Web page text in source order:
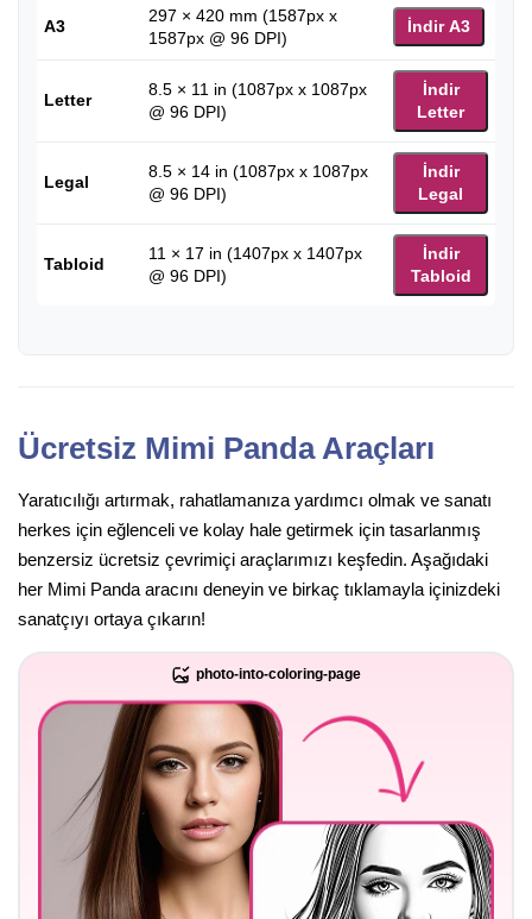
A3
297 × 420 mm (1587px x
1587px @ 96 DPI)
İndir A3
Letter
8.5 × 11 in (1087px x 1087px
@ 96 DPI)
İndir
Letter
Legal
8.5 × 14 in (1087px x 1087px
@ 96 DPI)
İndir
Legal
Tabloid
11 × 17 in (1407px x 1407px
@ 96 DPI)
İndir
Tabloid
Ücretsiz Mimi Panda Araçları
Yaratıcılığı artırmak, rahatlamanıza yardımcı olmak ve sanatı
herkes için eğlenceli ve kolay hale getirmek için tasarlanmış
benzersiz ücretsiz çevrimiçi araçlarımızı keşfedin. Aşağıdaki
her Mimi Panda aracını deneyin ve birkaç tıklamayla içinizdeki
sanatçıyı ortaya çıkarın!
photo-into-coloring-page